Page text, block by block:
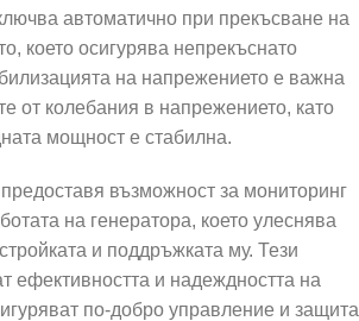
автоматично при прекъсване на
което осигурява непрекъснато
на напрежението е важна
от колебания в напрежението, като
мощност е стабилна.
възможност за мониторинг
на генератора, което улеснява
и поддръжката му. Тези
ефективността и надеждността на
по-добро управление и защита